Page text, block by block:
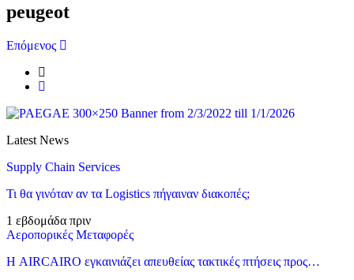
peugeot
Επόμενος
Latest News
Supply Chain Services
Τι θα γινόταν αν τα Logistics πήγαιναν διακοπές;
1 εβδομάδα πριν
Αεροπορικές Μεταφορές
Η AIRCAIRO εγκαινιάζει απευθείας τακτικές πτήσεις προς…